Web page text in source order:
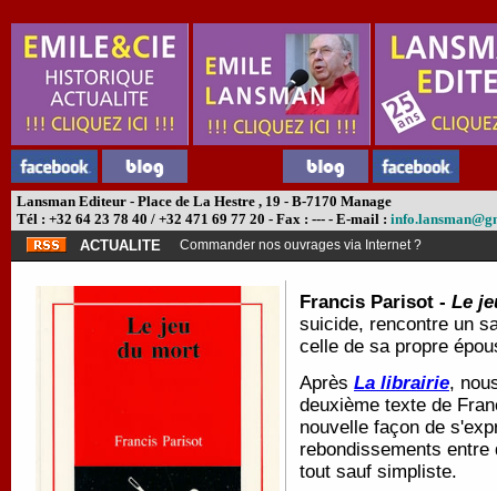
Lansman Editeur - Place de La Hestre , 19 - B-7170 Manage
Tél : +32 64 23 78 40 / +32 471 69 77 20 - Fax : --- - E-mail :
ACTUALITE
Commander nos ouvrages via Internet ?
Francis Parisot - Le
suicide, rencontre un
celle de sa propre
Après La librairie,
deuxième texte de
nouvelle façon de
rebondissements
tout sauf simpliste.